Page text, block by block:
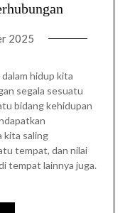
2025
hidup kita
segala sesuatu
bidang kehidupan
kita saling
tempat, dan nilai
tempat lainnya juga.